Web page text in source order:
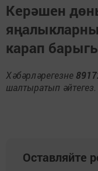
Керәшен
яңалыкларны
карап
Хәбәрләрегезне
шалтыратып әйтегез.
Оставляйте